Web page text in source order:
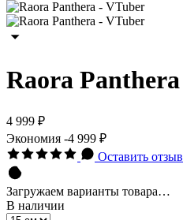
Raora
4 999 ₽
Экономия -4 999 ₽
Оставить отзыв
Загружаем варианты товара…
В наличии